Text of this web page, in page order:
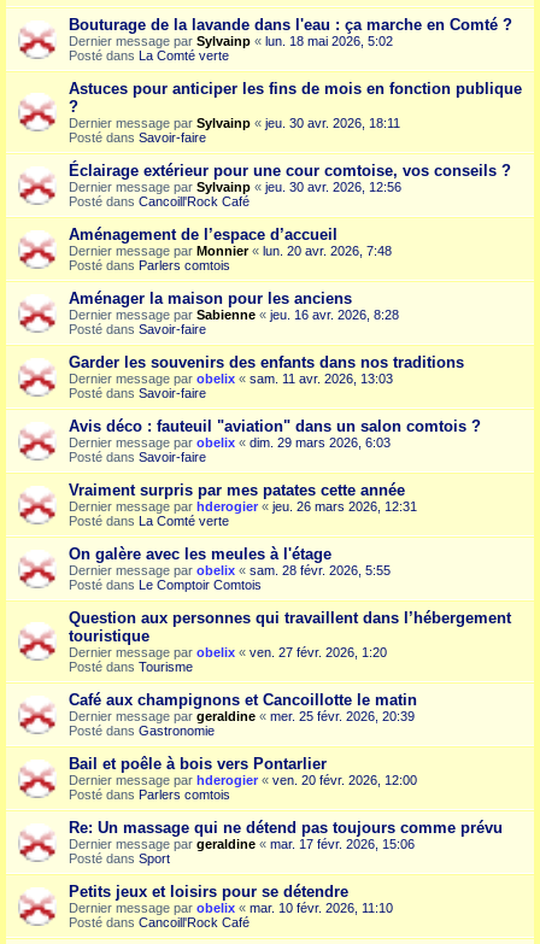
Bouturage de la lavande dans l'eau : ça marche en Comté ?
Dernier message par Sylvainp « lun. 18 mai 2026, 5:02
Posté dans La Comté verte
Astuces pour anticiper les fins de mois en fonction publique
?
Dernier message par Sylvainp « jeu. 30 avr. 2026, 18:11
Posté dans Savoir-faire
Éclairage extérieur pour une cour comtoise, vos conseils ?
Dernier message par Sylvainp « jeu. 30 avr. 2026, 12:56
Posté dans Cancoill'Rock Café
Aménagement de l’espace d’accueil
Dernier message par Monnier« lun. 20 avr. 2026, 7:48
Posté dans Parlers comtois
Aménager la maison pour les anciens
Dernier message par Sabienne « jeu. 16 avr. 2026, 8:28
Posté dans Savoir-faire
Garder les souvenirs des enfants dans nos traditions
Dernier message par obelix « sam. 11 avr. 2026, 13:03
Posté dans Savoir-faire
Avis déco : fauteuil "aviation" dans un salon comtois ?
Dernier message par obelix « dim. 29 mars 2026, 6:03
Posté dans Savoir-faire
Vraiment surpris par mes patates cette année
Dernier message par hderogier « jeu. 26 mars 2026, 12:31
Posté dans La Comté verte
On galère avec les meules à l'étage
Dernier message par obelix « sam. 28 févr. 2026, 5:55
Posté dans Le Comptoir Comtois
Question aux personnes qui travaillent dans l’hébergement
touristique
Dernier message par obelix « ven. 27 févr. 2026, 1:20
Posté dans Tourisme
Café aux champignons et Cancoillotte le matin
Dernier message par geraldine « mer. 25 févr. 2026, 20:39
Posté dans Gastronomie
Bail et poêle à bois vers Pontarlier
Dernier message par hderogier « ven. 20 févr. 2026, 12:00
Posté dans Parlers comtois
Re: Un massage qui ne détend pas toujours comme prévu
Dernier message par geraldine « mar. 17 févr. 2026, 15:06
Posté dans Sport
Petits jeux et loisirs pour se détendre
Dernier message par obelix « mar. 10 févr. 2026, 11:10
Posté dans Cancoill'Rock Café